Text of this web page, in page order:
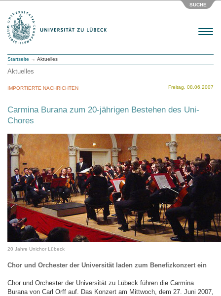
SUCHE
Menu
Startseite → Aktuelles
Aktuelles
Freitag, 08.06.2007
IMPORTIERTE NACHRICHTEN
Carmina Burana zum 20-jährigen Bestehen des Uni-
Chores
20 Jahre Unichor Lübeck
Chor und Orchester der Universität laden zum Benefizkonzert ein
Chor und Orchester der Universität zu Lübeck führen die Carmina
Burana von Carl Orff auf. Das Konzert am Mittwoch, dem 27. Juni 2007,